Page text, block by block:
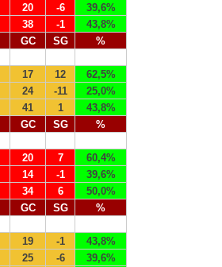
20 -6
39,6%
38 -1
43,8%
GC SG
%
17 12
62,5%
24 -11
25,0%
41 1
43,8%
GC SG
%
20 7
60,4%
14 -1
39,6%
34 6
50,0%
GC SG
%
19 -1
43,8%
25 -6
39,6%